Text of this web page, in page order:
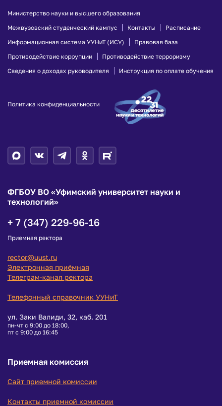
Министерство науки и высшего образования
Межвузовский студенческий кампус
Контакты
Расписание
Информационная система УУНиТ (ИСУ)
Правовая база
Противодействие коррупции
Противодействие терроризму
Сведения о доходах руководителя
Инструкция по оплате обучения
Политика конфиденциальности
ФГБОУ ВО «Уфимский университет науки и
технологий»
+ 7 (347) 229-96-16
Приемная ректора
rector@uust.ru
Электронная приёмная
Телеграм-канал ректора
Телефонный справочник УУНиТ
ул. Заки Валиди, 32, каб. 201
пн-чт с 9:00 до 18:00,
пт с 9:00 до 16:45
Приемная комиссия
Сайт приемной комиссии
Контакты приемной комиссии